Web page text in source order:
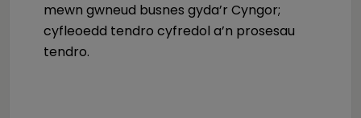
mewn gwneud busnes gyda’r Cyngor;
cyfleoedd tendro cyfredol a’n prosesau
tendro.